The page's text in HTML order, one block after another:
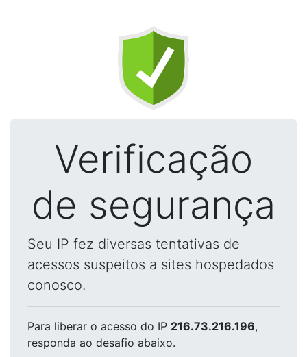
Verificação
de segurança
Seu IP fez diversas tentativas de
acessos suspeitos a sites hospedados
conosco.
Para liberar o acesso do IP 216.73.216.196,
responda ao desafio abaixo.